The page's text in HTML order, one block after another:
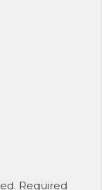
Required